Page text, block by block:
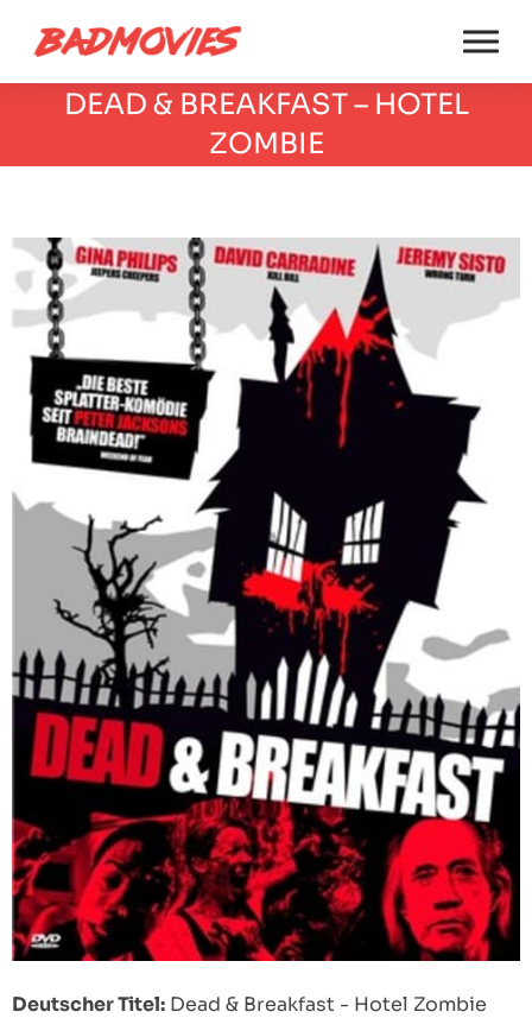
DEAD & BREAKFAST – HOTEL
ZOMBIE
Deutscher Titel: Dead & Breakfast - Hotel Zombie